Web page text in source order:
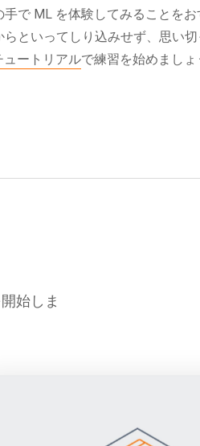
手で ML を体験してみることをお
らといってしり込みせず、思い
ュートリアルで練習を始めましょ
始しま